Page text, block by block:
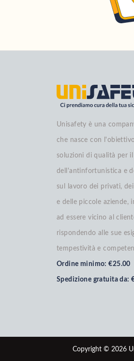
Unisafety è una
che nasce con
soluzioni di qualità per
dell'antinfortunistica e
sul lavoro dei privati,
e delle piccole aziende,
ad essere vicino al
rispondendo alle sue
tempestività e
Ordine minimo: €25.00
Spedizione gratuita da:
Copyright © 2026